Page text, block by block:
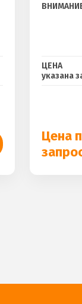
ЦЕНА
указана
Цена